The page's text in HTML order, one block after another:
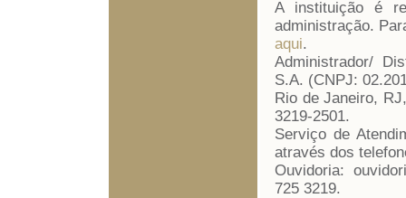
A instituição é
administração.
aqui.
Administrador/
S.A. (CNPJ:
Rio de Janeiro,
3219-2501.
Serviço de
através dos
Ouvidoria:
725 3219.